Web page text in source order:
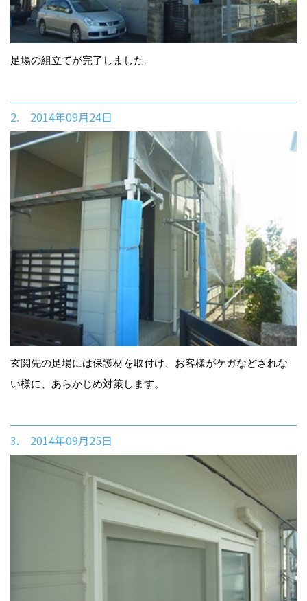
足場の組立てが完了しました。
2. 2014年09月24日
玄関先の足場には保護材を取付け、お客様がケガなどされな
い様に、あらかじめ対策します。
3. 2014年09月25日